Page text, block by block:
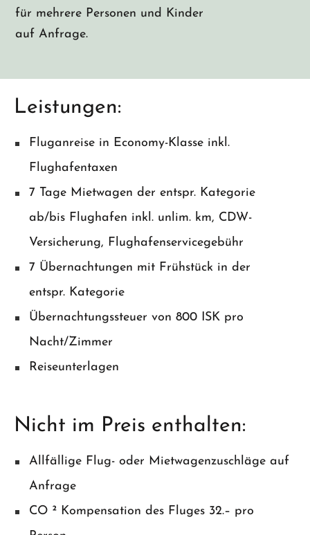
für mehrere Personen und Kinder
auf Anfrage.
Leistungen:
Fluganreise in Economy-Klasse inkl.
Flughafentaxen
7 Tage Mietwagen der entspr. Kategorie
ab/bis Flughafen inkl. unlim. km, CDW-
Versicherung, Flughafenservicegebühr
7 Übernachtungen mit Frühstück in der
entspr. Kategorie
Übernachtungssteuer von 800 ISK pro
Nacht/Zimmer
Reiseunterlagen
Nicht im Preis enthalten:
Allfällige Flug- oder Mietwagenzuschläge auf
Anfrage
CO ² Kompensation des Fluges 32.– pro